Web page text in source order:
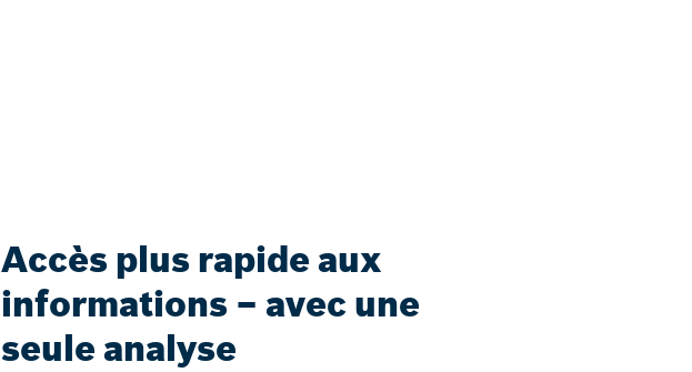
Accès plus rapide aux
informations – avec une
seule analyse